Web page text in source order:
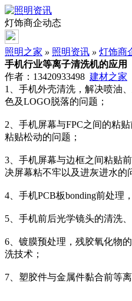
灯饰商企动态
照明之家 » 照明资讯 » 灯饰商
手机行业等离子清洗机的应用
作者：13420933498 建材之家
1、手机外壳清洗，解决喷油
色及LOGO脱落的问题；
2、手机屏幕与FPC之间的粘
粘贴松动的问题；
3、手机屏幕与边框之间粘贴
决屏幕粘不牢以及进灰进水的
4、手机PCB板bonding前处理
5、手机前后光学镜头的清洗
6、镀膜预处理，残胶氧化物
洗技术；
7、塑胶件与金属件黏合前等离